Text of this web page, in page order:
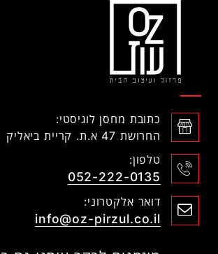
כתובת מחסן לוגיסטי:
החרושת 47 א.ת. קריית ביאליק
טלפון:
052-222-0135
דואר אלקטרוני:
info@oz-pirzul.co.il